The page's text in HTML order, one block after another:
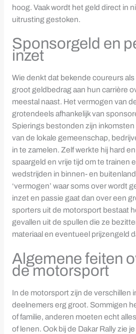
hoog. Vaak wordt het geld direct in
uitrusting gestoken.
Sponsorgeld en
inzet
Wie denkt dat bekende coureurs
groot geldbedrag aan hun carrière
meestal naast. Het vermogen van
grotendeels afhankelijk van
Spierings bestonden zijn inkomsten
van de lokale gemeenschap,
in te zamelen. Zelf werkte hij hard
spaargeld en vrije tijd om te trainen
wedstrijden in binnen- en
‘vermogen’ waar soms over wordt
inzet en passie gaat dan over een
sporters uit de motorsport bestaat
gevallen uit de spullen die ze
materiaal en eventueel prijzengeld
Algemene feiten
de motorsport
In de motorsport zijn de verschillen
deelnemers erg groot. Sommigen
of familie, anderen moeten echt
of lenen. Ook bij de Dakar Rally zie